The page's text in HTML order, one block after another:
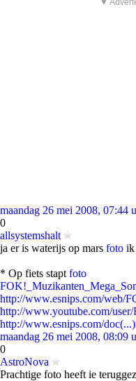
▼
maandag 26 mei 2008, 07:44
0
allsystemshalt
ja er is waterijs op mars foto ik
* Op fiets stapt foto
http://www.esnips.com/web/
http://www.youtube.com/
http://www.esnips.com/
maandag 26 mei 2008, 08:09
0
AstroNova
Prachtige foto heeft ie